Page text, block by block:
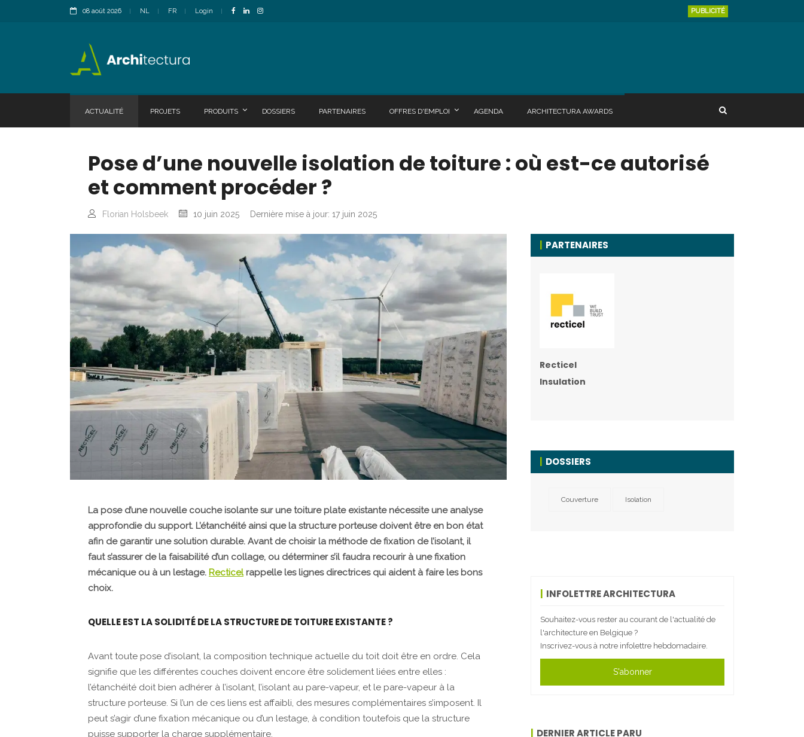
08 août 2026 NL FR Login PUBLICITÉ
ACTUALITÉ PROJETS PRODUITS DOSSIERS PARTENAIRES OFFRES D'EMPLOI AGENDA ARCHITECTURA AWARDS
Pose d’une nouvelle isolation de toiture : où est-ce autorisé
et comment procéder ?
Florian Holsbeek 10 juin 2025 Dernière mise à jour: 17 juin 2025
La pose d’une nouvelle couche isolante sur une toiture plate existante nécessite une analyse
approfondie du support. L’étanchéité ainsi que la structure porteuse doivent être en bon état
afin de garantir une solution durable. Avant de choisir la méthode de fixation de l’isolant, il
faut s’assurer de la faisabilité d’un collage, ou déterminer s’il faudra recourir à une fixation
mécanique ou à un lestage. Recticelrappelle les lignes directrices qui aident à faire les bons
choix.
QUELLE EST LA SOLIDITÉ DE LA STRUCTURE DE TOITURE EXISTANTE ?
Avant toute pose d’isolant, la composition technique actuelle du toit doit être en ordre. Cela
signifie que les différentes couches doivent encore être solidement liées entre elles :
l’étanchéité doit bien adhérer à l’isolant, l’isolant au pare-vapeur, et le pare-vapeur à la
structure porteuse. Si l’un de ces liens est affaibli, des mesures complémentaires s’imposent. Il
peut s’agir d’une fixation mécanique ou d’un lestage, à condition toutefois que la structure
puisse supporter la charge supplémentaire.
PARTENAIRES
Recticel
Insulation
DOSSIERS
Couverture Isolation
INFOLETTRE ARCHITECTURA
Souhaitez-vous rester au courant de l'actualité de
l'architecture en Belgique ?
Inscrivez-vous à notre infolettre hebdomadaire.
S'abonner
DERNIER ARTICLE PARU